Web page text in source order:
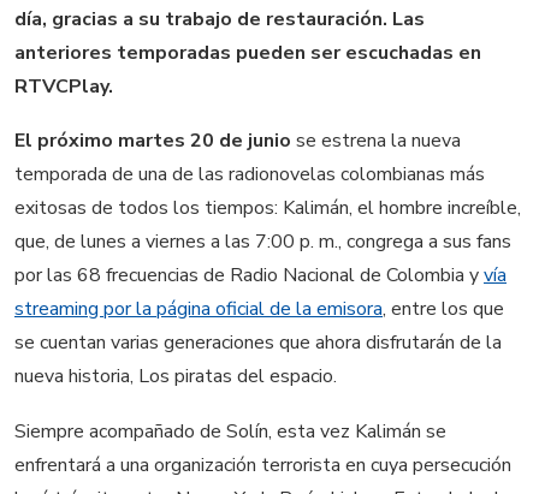
día, gracias a su trabajo de restauración. Las
anteriores temporadas pueden ser escuchadas en
RTVCPlay.
El próximo martes 20 de junio se estrena la nueva
temporada de una de las radionovelas colombianas más
exitosas de todos los tiempos: Kalimán, el hombre increíble,
que, de lunes a viernes a las 7:00 p. m., congrega a sus fans
por las 68 frecuencias de Radio Nacional de Colombia yvía
streaming por la página oficial de la emisora, entre los que
se cuentan varias generaciones que ahora disfrutarán de la
nueva historia, Los piratas del espacio.
Siempre acompañado de Solín, esta vez Kalimán se
enfrentará a una organización terrorista en cuya persecución